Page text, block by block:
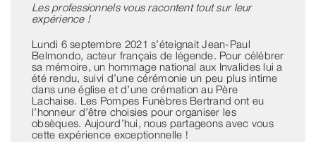
Les professionnels vous racontent tout sur leur
expérience !
Lundi 6 septembre 2021 s’éteignait Jean-Paul
Belmondo, acteur français de légende. Pour célébrer
sa mémoire, un hommage national aux Invalides lui a
été rendu, suivi d’une cérémonie un peu plus intime
dans une église et d’une crémation au Père
Lachaise. Les Pompes Funèbres Bertrand ont eu
l’honneur d’être choisies pour organiser les
obsèques. Aujourd’hui, nous partageons avec vous
cette expérience exceptionnelle !